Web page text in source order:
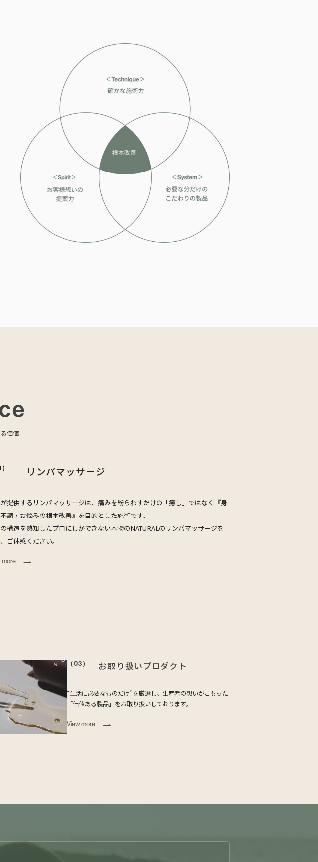
価値
リンパマッサージ
提供するリンパマッサージは、痛みを紛らわすだけの「癒し」ではなく『身
調・お悩みの根本改善』を目的とした施術です。
構造を熟知したプロにしかできない本物のNATURALのリンパマッサージを
ご体感ください。
more
（03） お取り扱いプロダクト
“生活に必要なものだけ”を厳選し、生産者の想いがこもった
「価値ある製品」をお取り扱いしております。
View more